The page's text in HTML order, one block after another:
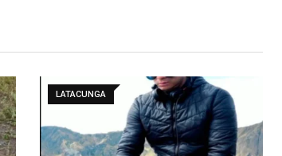
LATACUNGA